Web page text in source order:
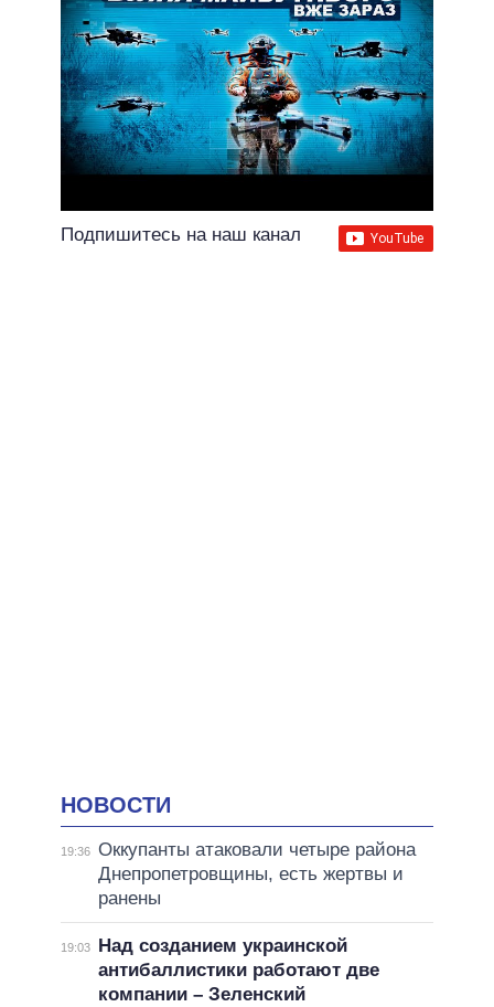
Подпишитесь на наш канал
НОВОСТИ
19:36 Оккупанты атаковали четыре района
Днепропетровщины, есть жертвы и
ранены
19:03
Над созданием украинской
антибаллистики работают две
компании – Зеленский